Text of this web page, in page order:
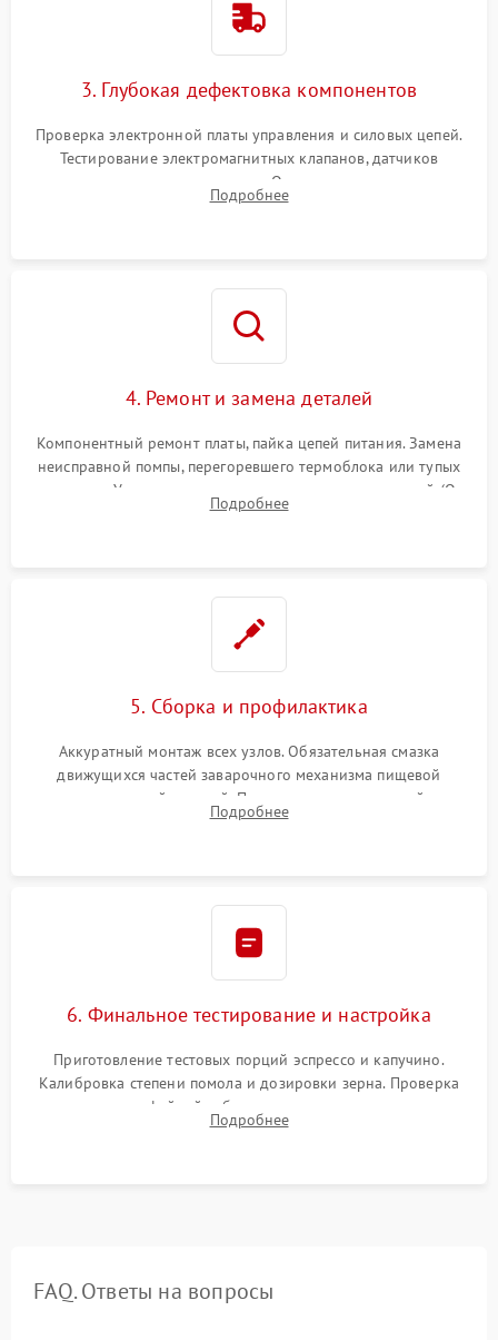
3. Глубокая дефектовка компонентов
Проверка электронной платы управления и силовых цепей.
Тестирование электромагнитных клапанов, датчиков
температуры и расходомера. Оценка степени износа
жерновов кофемолки, уплотнительных колец гидросистемы
Подробнее
4. Ремонт и замена деталей
Компонентный ремонт платы, пайка цепей питания. Замена
неисправной помпы, перегоревшего термоблока или тупых
жерновов. Установка новых силиконовых уплотнителей (O-
ring) и тефлоновых трубок для надежного устранения
Подробнее
5. Сборка и профилактика
Аккуратный монтаж всех узлов. Обязательная смазка
движущихся частей заварочного механизма пищевой
силиконовой смазкой. Проведение программной
декальцинации и очистки системы от кофейных масел.
Подробнее
6. Финальное тестирование и настройка
Приготовление тестовых порций эспрессо и капучино.
Калибровка степени помола и дозировки зерна. Проверка
плотности кофейной таблетки, температуры напитка и
качества молочной пены. Контроль отсутствия посторонних
Подробнее
FAQ. Ответы на вопросы